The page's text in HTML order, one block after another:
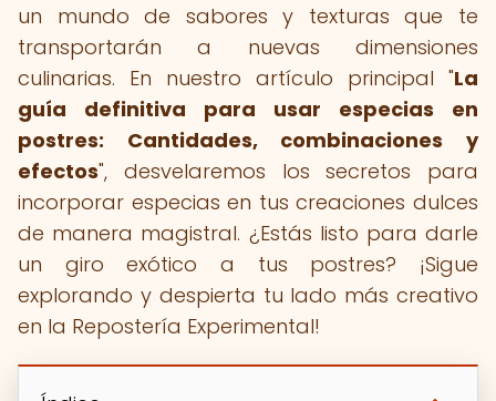
un mundo de sabores y texturas que te
transportarán a nuevas dimensiones
culinarias. En nuestro artículo principal "La
guía definitiva para usar especias en
postres: Cantidades, combinaciones y
efectos", desvelaremos los secretos para
incorporar especias en tus creaciones dulces
de manera magistral. ¿Estás listo para darle
un giro exótico a tus postres? ¡Sigue
explorando y despierta tu lado más creativo
en la Repostería Experimental!